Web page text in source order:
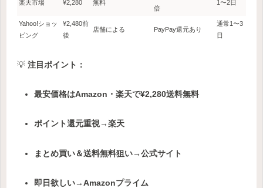
楽天市場 ¥2,280 無料
倍
1〜2日
Yahoo!ショッ
ピング
¥2,480前
後
店舗による PayPay還元あり
通常1〜3
日
💡 注目ポイント：
最安価格はAmazon・楽天で¥2,280送料無料
ポイント還元重視→楽天
まとめ買い＆送料無料狙い→公式サイト
即日欲しい→Amazonプライム